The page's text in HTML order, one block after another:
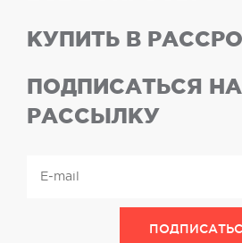
КУПИТЬ В
ПОДПИСАТЬСЯ НА
РАССЫЛКУ